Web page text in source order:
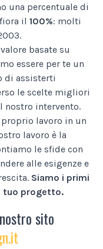
una percentuale di
il 100%: molti
basate su
essere per te un
di assisterti
le scelte migliori
nostro intervento.
lavoro in un
lavoro è la
le sfide con
alle esigenze e
Siamo i primi
tuo progetto.
sito